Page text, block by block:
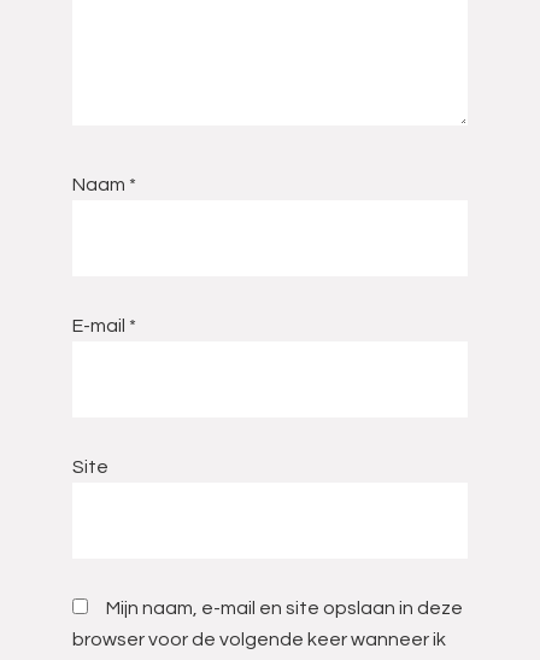
Naam *
E-mail *
Site
Mijn naam, e-mail en site opslaan in deze
browser voor de volgende keer wanneer ik